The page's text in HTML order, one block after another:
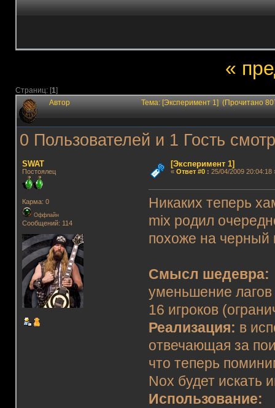
«
Страниц: [1]
Автор Тема: [Эксперимент 1] (Прочитано
0 Пользователей и 1 Гость
SWAT
Постоялец
Карма: 0
Оффлайн
Сообщений: 114
[Эксперимент 1]
« Ответ #0: 25/04/2009 20:04:18
Никаких теперь
mix родил
похоже на черный
Смысл шедевра:
уменьшение
16 игроков
Реализация: в
отвечающая за
что теперь
Nox будет искать
Использование: